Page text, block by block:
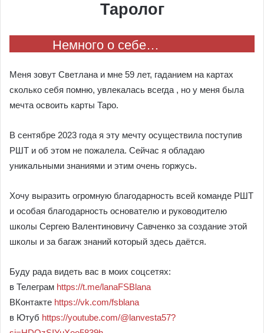
Таролог
Немного о себе…
Меня зовут Светлана и мне 59 лет, гаданием на картах
сколько себя помню, увлекалась всегда , но у меня была
мечта освоить карты Таро.
В сентябре 2023 года я эту мечту осуществила поступив
РШТ и об этом не пожалела. Сейчас я обладаю
уникальными знаниями и этим очень горжусь.
Хочу выразить огромную благодарность всей команде РШТ
и особая благодарность основателю и руководителю
школы Сергею Валентиновичу Савченко за создание этой
школы и за багаж знаний который здесь даётся.
Буду рада видеть вас в моих соцсетях:
в Телеграм https://t.me/lanaFSBlana
ВКонтакте https://vk.com/fsblana
в Ютуб https://youtube.com/@lanvesta57?